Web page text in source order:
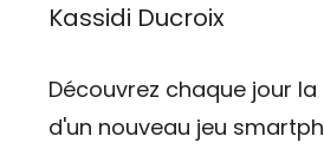
Kassidi Ducroix
Découvrez chaque jour
d'un nouveau jeu